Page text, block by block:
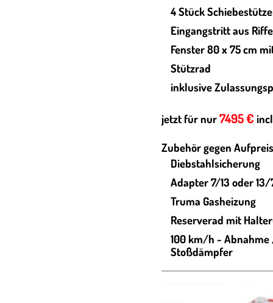
4 Stück
Eingangstritt aus
Fenster 80 x 75 cm
Stützrad
inklusive
jetzt für nur7495 €
Zubehör gegen
Diebstahlsicherung
Adapter 7/13 oder 13/
Truma Gasheizung
Reserverad mit
100 km/h - Abnahme
Stoßdämpfer